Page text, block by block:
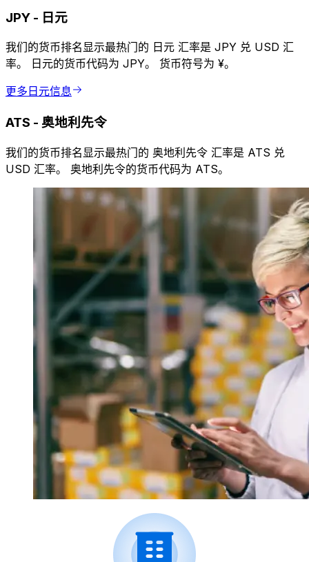
JPY - 日元
我们的货币排名显示最热门的 日元 汇率是 JPY 兑 USD 汇
率。 日元的货币代码为 JPY。 货币符号为 ¥。
更多日元信息
ATS - 奥地利先令
我们的货币排名显示最热门的 奥地利先令 汇率是 ATS 兑
USD 汇率。 奥地利先令的货币代码为 ATS。